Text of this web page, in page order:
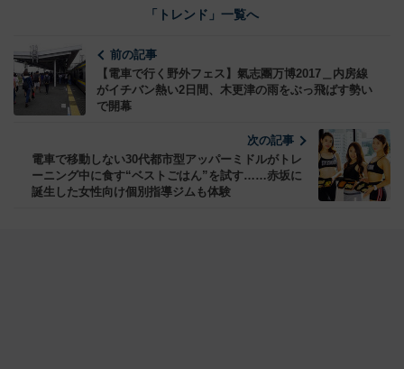
「トレンド」一覧へ
前の記事
【電車で行く野外フェス】氣志團万博2017＿内房線
がイチバン熱い2日間、木更津の雨をぶっ飛ばす勢い
で開幕
次の記事
電車で移動しない30代都市型アッパーミドルがトレ
ーニング中に食す“ベストごはん”を試す……赤坂に
誕生した女性向け個別指導ジムも体験